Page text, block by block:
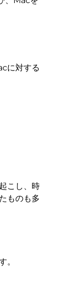
に対する
こし、時
ものも多
。